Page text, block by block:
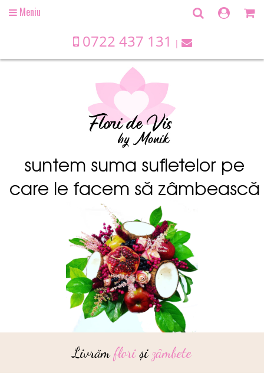
suntem suma sufletelor pe
care le facem să zâmbească
Livrămfloriși zâmbete
OpenMeniu
0722 437 131